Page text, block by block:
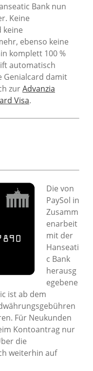
Bank nun
Keine
keine
ebenso keine
komplett 100 %
automatisch
Genialcard damit
zurAdvanzia
Visa.
Die von
PaySol in
Zusamm
enarbeit
mit der
Hanseati
c Bank
herausg
egebene
ist ab dem
Für Neukunden
Kontoantrag nur
die
weiterhin auf